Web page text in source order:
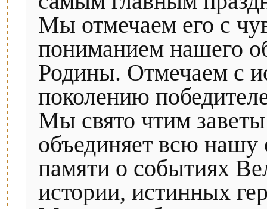
Мы отмечаем его с
пониманием нашего
Родины. Отмечаем с
поколению
Мы свято чтим
объединяет всю нашу
памяти о событиях
истории, истинных